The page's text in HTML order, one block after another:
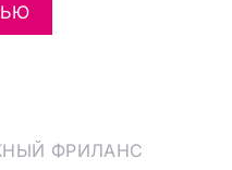
ФРИЛАНС